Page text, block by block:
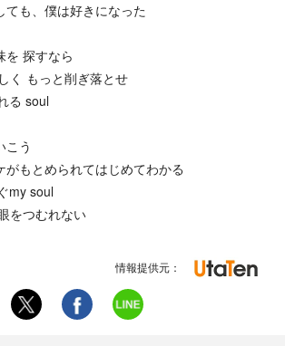
ても、僕は好きになった
を 探すなら
く もっと削ぎ落とせ
る soul
こう
がもとめられてはじめてわかる
my soul
をつむれない
情報提供元：